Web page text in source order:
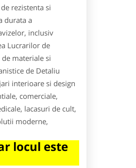
rezistenta si
durata a
inclusiv
Lucrarilor de
de materiale si
de Detaliu
interioare si design
comerciale,
lacasuri de cult,
moderne,
locul este